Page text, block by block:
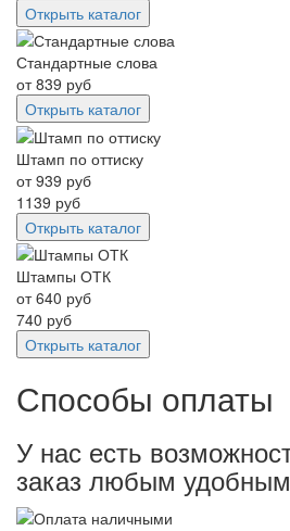
Открыть каталог
Стандартные слова
от839 руб
Открыть каталог
Штамп по оттиску
от939 руб
1139 руб
Открыть каталог
Штампы ОТК
от640 руб
740 руб
Открыть каталог
Способы оплаты
У нас есть
заказ любым